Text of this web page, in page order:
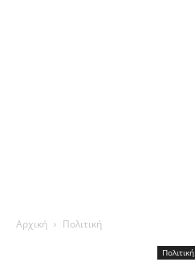
Αρχική Πολιτική
Πολιτική